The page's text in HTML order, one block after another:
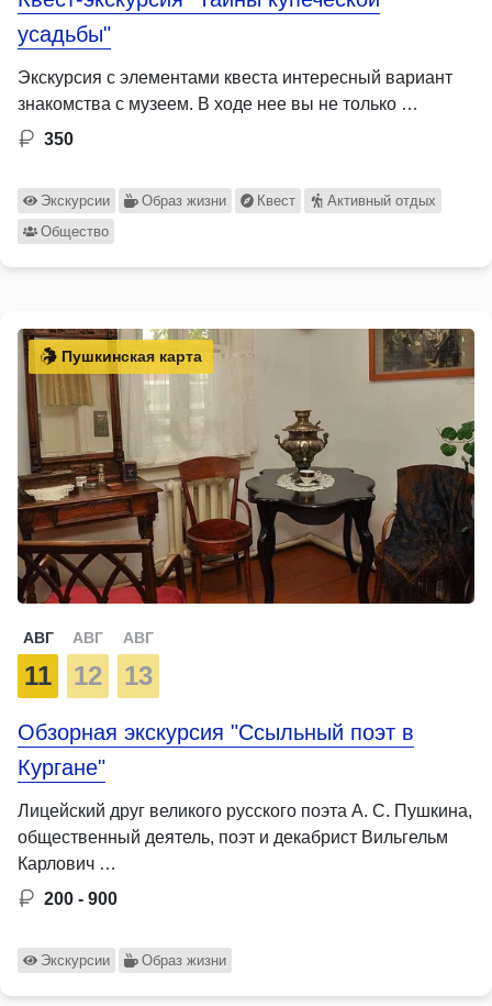
усадьбы"
Экскурсия с элементами квеста интересный вариант
знакомства с музеем. В ходе нее вы не только …
350
Экскурсии Образ жизни Квест
Активный отдых
Общество
Пушкинская карта
АВГ
11
АВГ
12
АВГ
13
Обзорная экскурсия "Ссыльный поэт в
Кургане"
Лицейский друг великого русского поэта А. С. Пушкина,
общественный деятель, поэт и декабрист Вильгельм
Карлович …
200 - 900
Экскурсии Образ жизни